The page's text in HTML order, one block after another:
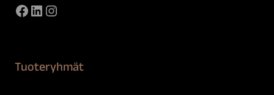
Facebook
LinkedIn
Instagram
Tuoteryhmät